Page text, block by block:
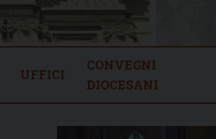
UFFICI
CONVEGNI
DIOCESANI